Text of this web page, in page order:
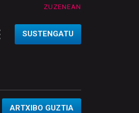
ZUZENEAN
SUSTENGATU
ARTXIBO GUZTIA